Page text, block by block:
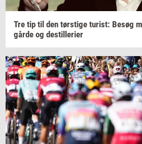
Tre tip til den tørsti­ge turist: Besøg
går­de og destil­le­ri­er